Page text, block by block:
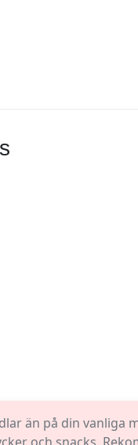
än på din vanliga